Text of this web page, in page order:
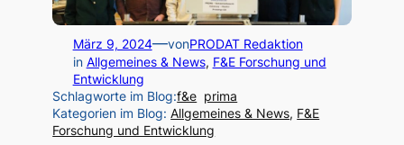
März 9, 2024—vonPRODAT Redaktion
in Allgemeines & News, F&E Forschung und
Entwicklung
Schlagworte im Blog:f&e prima
Kategorien im Blog:Allgemeines & News, F&E
Forschung und Entwicklung